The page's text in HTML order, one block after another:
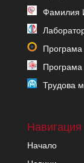
Фамилия
Програма
Програма
Трудова
Навигация
Начало